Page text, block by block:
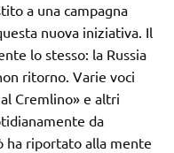
a una campagna
nuova iniziativa. Il
lo stesso: la Russia
ritorno. Varie voci
Cremlino» e altri
da
ha riportato alla mente